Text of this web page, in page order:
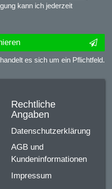
kann ich jederzeit
es sich um ein Pflichtfeld.
Rechtliche
Angaben
Datenschutzerklärung
AGB und
Kundeninformationen
Impressum